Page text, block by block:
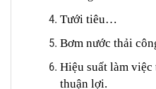
Tưới tiêu…
Bơm nước thải
Hiệu suất làm
thuận lợi.